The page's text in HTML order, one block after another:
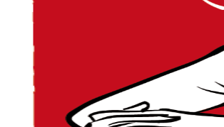
Corsi Avanzati
del percorso biennale